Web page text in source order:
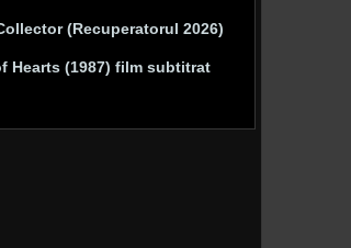
(Recuperatorul 2026)
Hearts (1987) film subtitrat